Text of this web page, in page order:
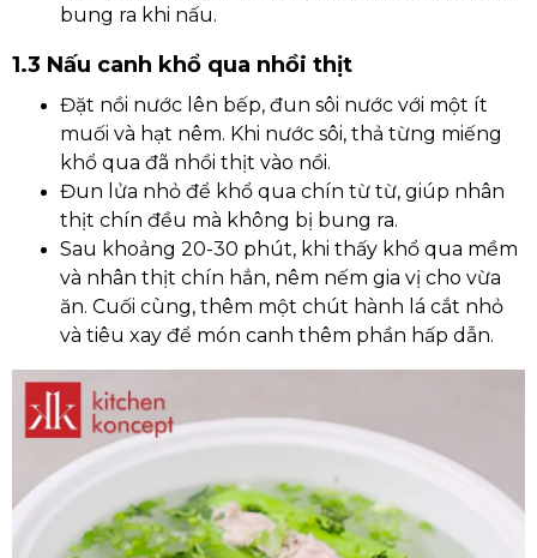
bung ra khi nấu.
1.3 Nấu canh khổ qua nhồi thịt
Đặt nồi nước lên bếp, đun sôi nước với một ít
muối và hạt nêm. Khi nước sôi, thả từng miếng
khổ qua đã nhồi thịt vào nồi.
Đun lửa nhỏ để khổ qua chín từ từ, giúp nhân
thịt chín đều mà không bị bung ra.
Sau khoảng 20-30 phút, khi thấy khổ qua mềm
và nhân thịt chín hẳn, nêm nếm gia vị cho vừa
ăn. Cuối cùng, thêm một chút hành lá cắt nhỏ
và tiêu xay để món canh thêm phần hấp dẫn.